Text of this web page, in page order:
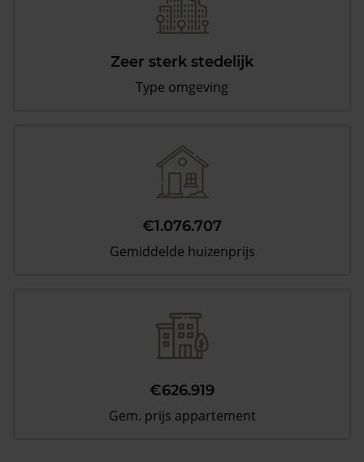
Zeer sterk stedelijk
Type omgeving
€1.076.707
Gemiddelde huizenprijs
€626.919
Gem. prijs appartement